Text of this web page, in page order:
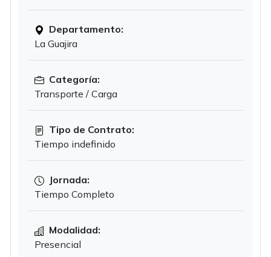
Departamento:
La Guajira
Categoría:
Transporte / Carga
Tipo de Contrato:
Tiempo indefinido
Jornada:
Tiempo Completo
Modalidad:
Presencial